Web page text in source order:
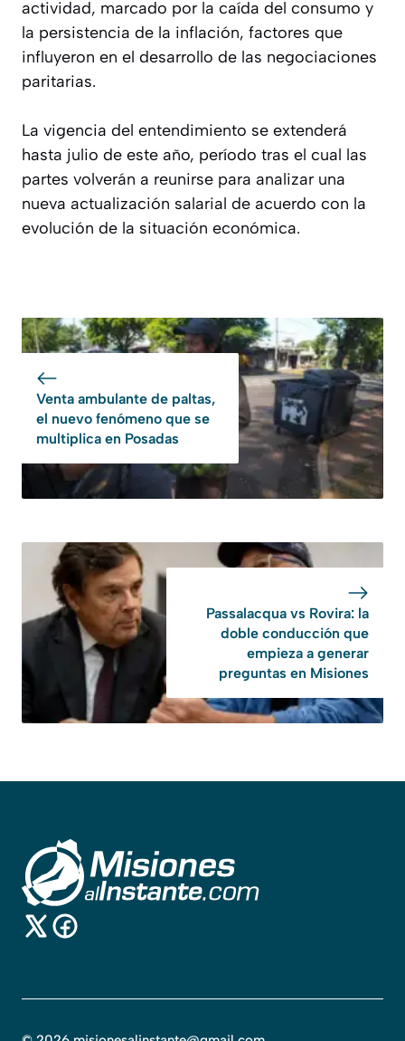
actividad, marcado por la caída del consumo y
la persistencia de la inflación, factores que
influyeron en el desarrollo de las negociaciones
paritarias.
La vigencia del entendimiento se extenderá
hasta julio de este año, período tras el cual las
partes volverán a reunirse para analizar una
nueva actualización salarial de acuerdo con la
evolución de la situación económica.
Venta ambulante de paltas,
el nuevo fenómeno que se
multiplica en Posadas
Passalacqua vs Rovira: la
doble conducción que
empieza a generar
preguntas en Misiones